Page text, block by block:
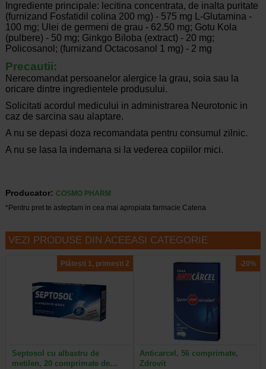
Ingrediente principale: lecitina concentrata, de inalta puritate
(furnizand Fosfatidil colina 200 mg) - 575 mg L-Glutamina -
100 mg; Ulei de germeni de grau - 62.50 mg; Gotu Kola
(pulbere) - 50 mg; Ginkgo Biloba (extract) - 20 mg;
Policosanol; (furnizand Octacosanol 1 mg) - 2 mg
Precautii:
Nerecomandat persoanelor alergice la grau, soia sau la
oricare dintre ingredientele produsului.
Solicitati acordul medicului in administrarea Neurotonic in
caz de sarcina sau alaptare.
A nu se depasi doza recomandata pentru consumul zilnic.
A nu se lasa la indemana si la vederea copiilor mici.
Producator: COSMO PHARM
*Pentru pret te asteptam in cea mai apropiata farmacie Catena
VEZI PRODUSE DIN ACEEASI CATEGORIE
Plătești 1, primești 2
Septosol cu albastru de
metilen, 20 comprimate de…
-20%
Anticarcel, 56 comprimate,
Zdrovit